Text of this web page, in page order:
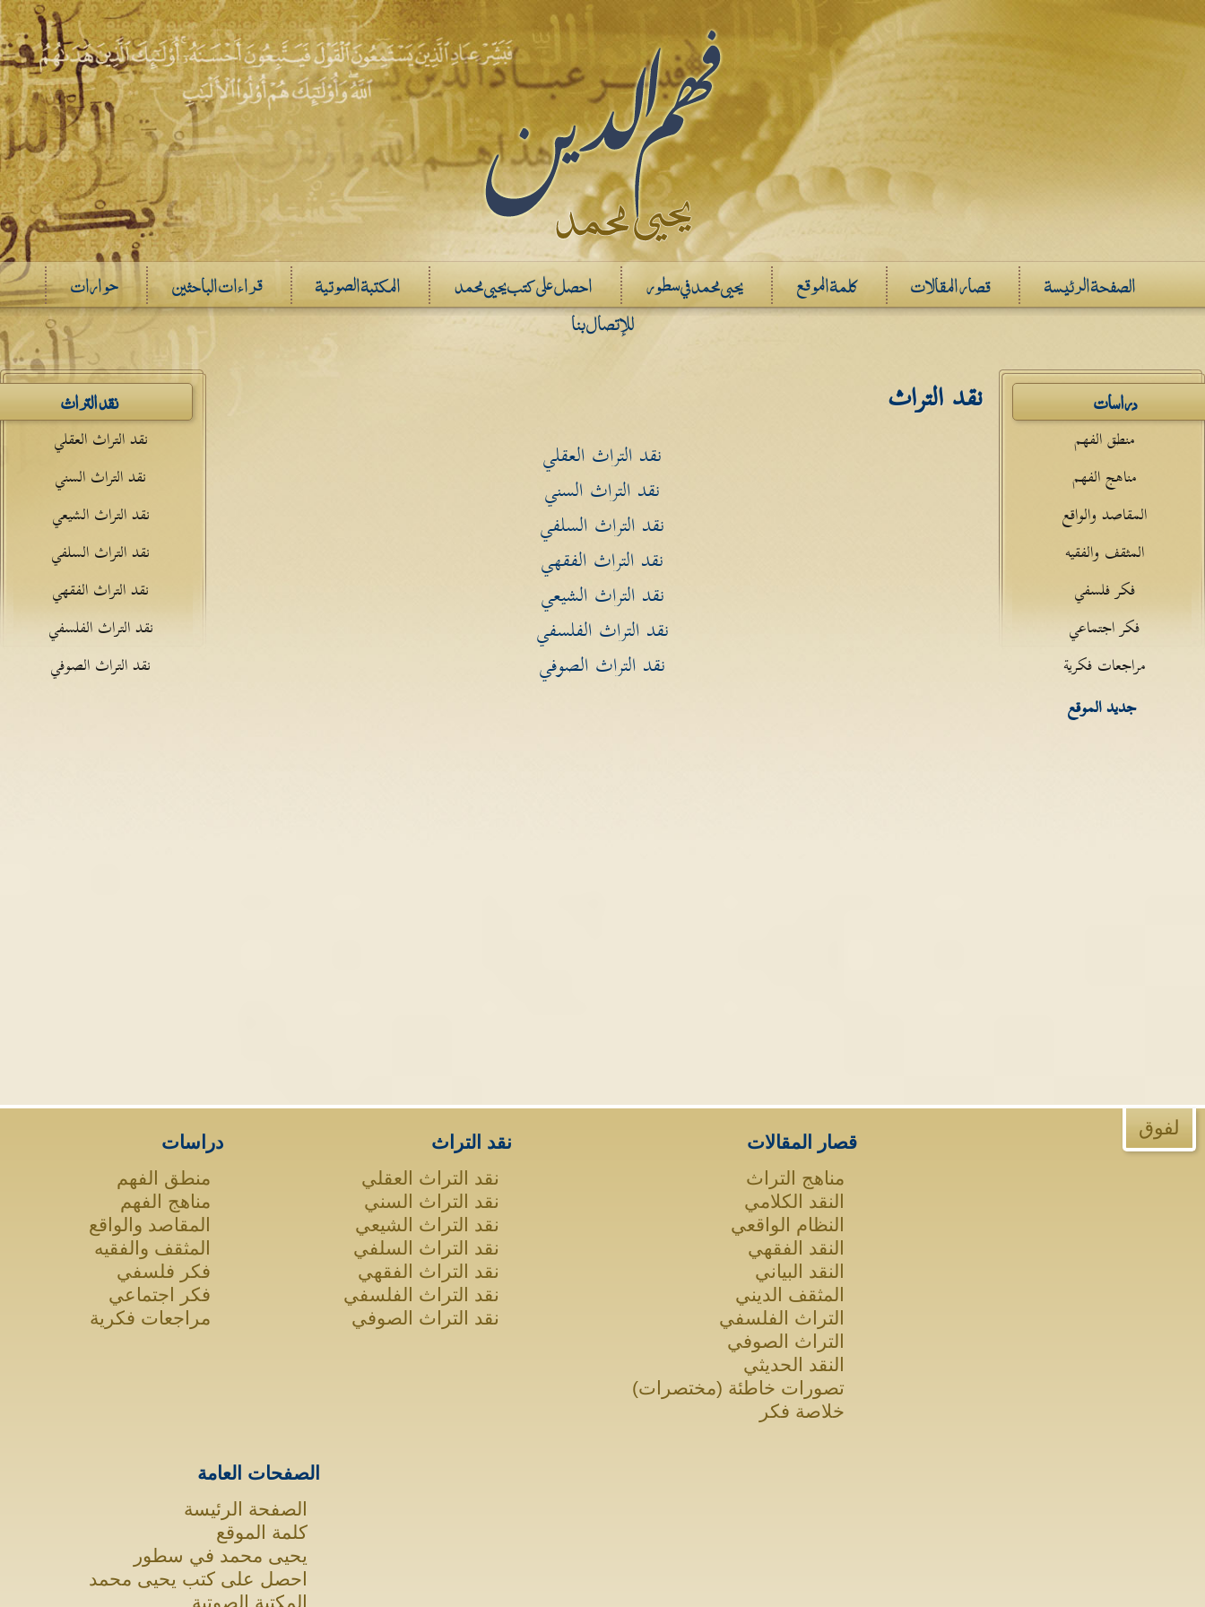
الصفحة الرئيسة قصار المقالات كلمة الموقع يحيى محمد في سطور احصل على كتب يحيى محمد المكتبة الصوتية قراءات الباحثين
حوارات
للإتصال بنا
نقد التراث
نقد التراث العقلي
نقد التراث السني
نقد التراث الشيعي
نقد التراث السلفي
نقد التراث الفقهي
نقد التراث الفلسفي
نقد التراث الصوفي
نقد التراث
نقد التراث العقلي
نقد التراث السني
نقد التراث السلفي
نقد التراث الفقهي
نقد التراث الشيعي
نقد التراث الفلسفي
نقد التراث الصوفي
دراسات
منطق الفهم
مناهج الفهم
المقاصد والواقع
المثقف والفقيه
فكر فلسفي
فكر اجتماعي
مراجعات فكرية
جديد الموقع
لفوق
دراسات
منطق الفهم
مناهج الفهم
المقاصد والواقع
المثقف والفقيه
فكر فلسفي
فكر اجتماعي
مراجعات فكرية
نقد التراث
نقد التراث العقلي
نقد التراث السني
نقد التراث الشيعي
نقد التراث السلفي
نقد التراث الفقهي
نقد التراث الفلسفي
نقد التراث الصوفي
قصار المقالات
مناهج التراث
النقد الكلامي
النظام الواقعي
النقد الفقهي
النقد البياني
المثقف الديني
التراث الفلسفي
التراث الصوفي
النقد الحديثي
تصورات خاطئة (مختصرات)
خلاصة فكر
الصفحات العامة
الصفحة الرئيسة
كلمة الموقع
يحيى محمد في سطور
احصل على كتب يحيى محمد
المكتبة الصوتية